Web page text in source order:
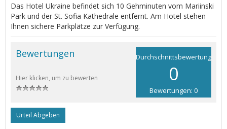
Das Hotel Ukraine befindet sich 10 Gehminuten vom Mariinski
Park und der St. Sofia Kathedrale entfernt. Am Hotel stehen
Ihnen sichere Parkplätze zur Verfügung.
Durchschnittsbewertung
0
Bewertungen: 0
Bewertungen
Hier klicken, um zu bewerten
Urteil Abgeben